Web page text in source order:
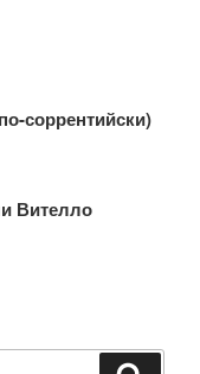
соррентийски)
Вителло